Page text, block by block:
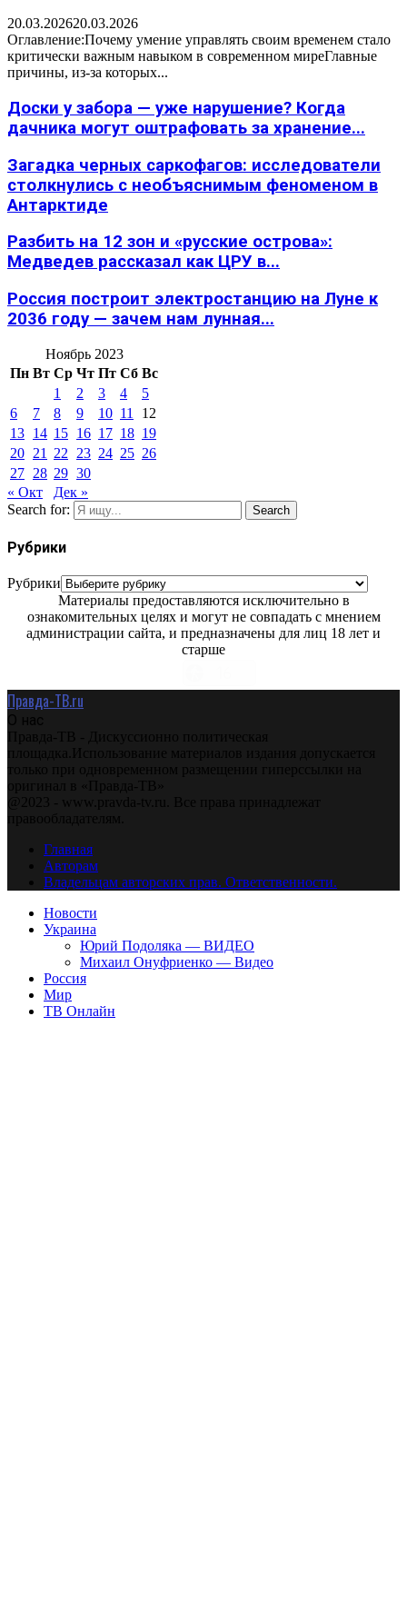
20.03.202620.03.2026
Оглавление:Почему умение управлять своим временем стало
критически важным навыком в современном миреГлавные
причины, из-за которых...
Доски у забора — уже нарушение? Когда
дачника могут оштрафовать за хранение...
Загадка черных саркофагов: исследователи
столкнулись с необъяснимым феноменом в
Антарктиде
Разбить на 12 зон и «русские острова»:
Медведев рассказал как ЦРУ в...
Россия построит электростанцию на Луне к
2036 году — зачем нам лунная...
Ноябрь 2023
Пн Вт Ср Чт Пт Сб Вс
1
2 3 4
5
6
7 8 9 10 11
12
13 14 15 16 17 18 19
20 21 22 23 24 25 26
27 28 29 30
« Окт
Дек »
Search for:
Search
Рубрики
Рубрики
Материалы предоставляются исключительно в
ознакомительных целях и могут не совпадать с мнением
администрации сайта, и предназначены для лиц 18 лет и
старше
Правда-ТВ.ru
О нас
Правда-ТВ - Дискуссионно политическая
площадка.Использование материалов издания допускается
только при одновременном размещении гиперссылки на
оригинал в «Правда-ТВ»
@2023 - www.pravda-tv.ru. Все права принадлежат
правообладателям.
Главная
Авторам
Владельцам авторских прав. Ответственности.
Новости
Украина
Юрий Подоляка — ВИДЕО
Михаил Онуфриенко — Видео
Россия
Мир
ТВ Онлайн